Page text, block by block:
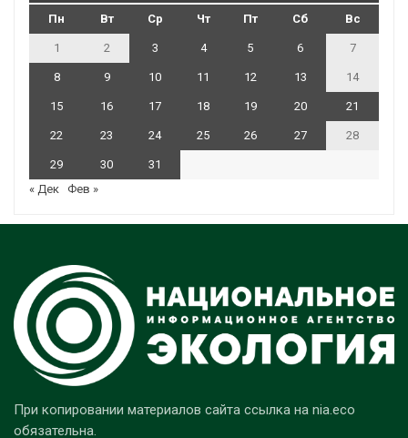
Пн Вт Ср Чт Пт Сб Вс
1 2 3 4 5 6 7
8 9 10 11 12 13 14
15 16 17 18 19 20 21
22 23 24 25 26 27 28
29 30
31
« Дек Фев »
При копировании материалов сайта ссылка на nia.eco
обязательна.